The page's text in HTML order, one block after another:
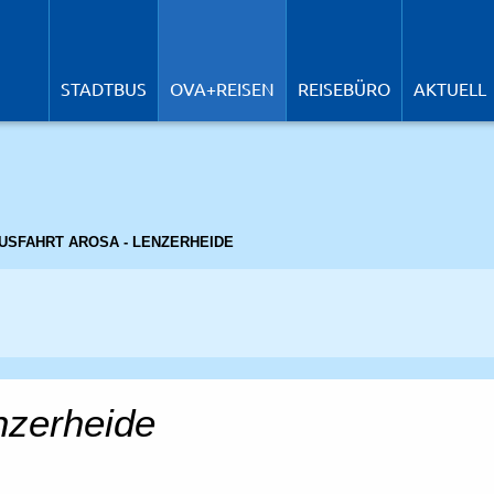
STADTBUS OVA+REISEN REISEBÜRO AKTUELL
AROSA - LENZERHEIDE